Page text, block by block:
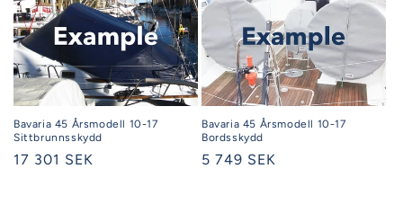
Bavaria 45 Årsmodell 10-17
Sittbrunnsskydd
Ordinarie
17 301 SEK
Bavaria 45 Årsmodell 10-17
Bordsskydd
Ordinarie
5 749 SEK